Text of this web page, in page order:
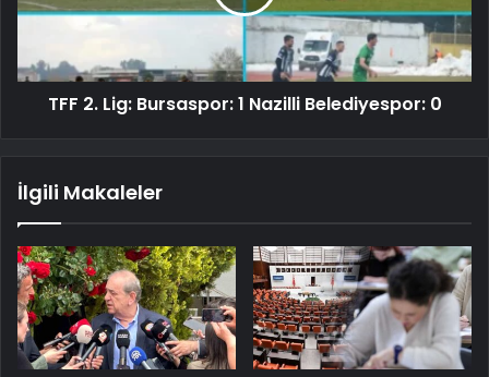
TFF 2. Lig: Bursaspor: 1 Nazilli Belediyespor: 0
İlgili Makaleler